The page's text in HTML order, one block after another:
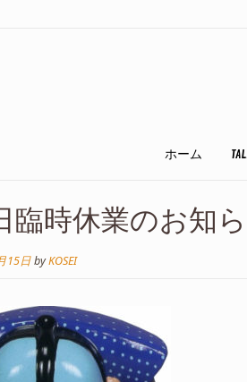
ホーム
臨時休業のお知
15日byKOSEI